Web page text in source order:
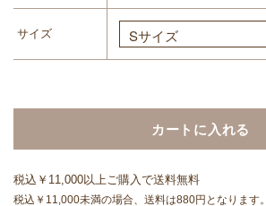
サイズ
カートに入れる
税込￥11,000以上ご購入で送料無料
税込￥11,000未満の場合、送料は880円となります。